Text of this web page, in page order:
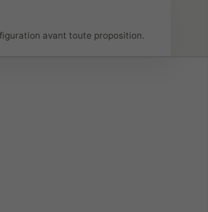
avant toute proposition.